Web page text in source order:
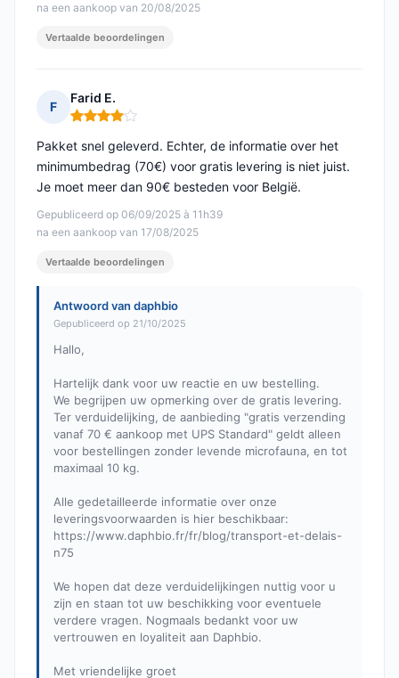
na een aankoop van 20/08/2025
Vertaalde beoordelingen
F
Farid E.
Opmerking: 4 van 5
Gepubliceerd op 06/09/2025 à 11h39
na een aankoop van 17/08/2025
Pakket snel geleverd. Echter, de informatie over het
minimumbedrag (70€) voor gratis levering is niet juist.
Je moet meer dan 90€ besteden voor België.
Vertaalde beoordelingen
Antwoord van daphbio
Gepubliceerd op 21/10/2025
Hallo,
Hartelijk dank voor uw reactie en uw bestelling.
We begrijpen uw opmerking over de gratis levering.
Ter verduidelijking, de aanbieding "gratis verzending
vanaf 70 € aankoop met UPS Standard" geldt alleen
voor bestellingen zonder levende microfauna, en tot
maximaal 10 kg.
Alle gedetailleerde informatie over onze
leveringsvoorwaarden is hier beschikbaar:
https://www.daphbio.fr/fr/blog/transport-et-delais-
n75
We hopen dat deze verduidelijkingen nuttig voor u
zijn en staan tot uw beschikking voor eventuele
verdere vragen. Nogmaals bedankt voor uw
vertrouwen en loyaliteit aan Daphbio.
Met vriendelijke groet